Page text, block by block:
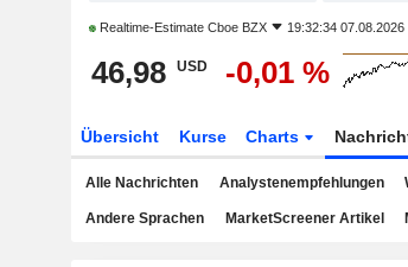
Realtime-Estimate Cboe BZX 19:32:34 07.08.2026
46,98 USD -0,01 %
Übersicht Kurse Charts
Alle Nachrichten Analystenempfehlungen
Andere Sprachen MarketScreener Artikel